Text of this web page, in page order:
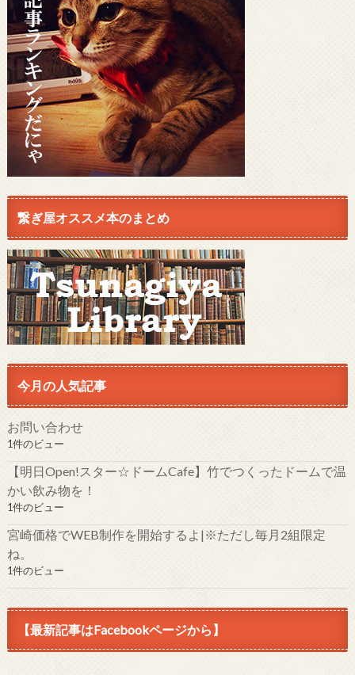
繋ぎ屋オススメ本のまとめ
今月の人気記事
お問い合わせ
1件のビュー
【明日Open!スター☆ドームCafe】竹でつくったドームで温
かい飲み物を！
1件のビュー
宮崎価格でWEB制作を開始するよ|※ただし毎月2組限定
ね。
1件のビュー
【最新記事はFacebookページから】